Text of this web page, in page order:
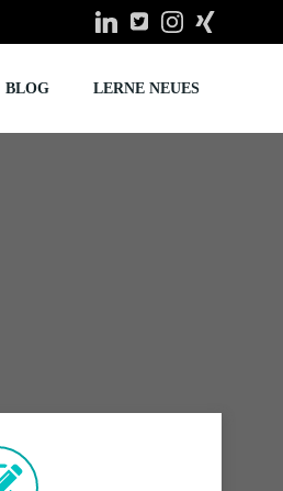
BLOG LERNE NEUES